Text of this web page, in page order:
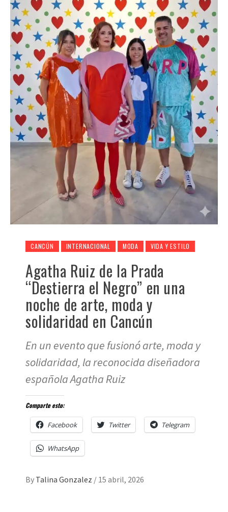
CANCÚN INTERNACIONAL MODA VIDA Y ESTILO
Agatha Ruiz de la Prada
“Destierra el Negro” en una
noche de arte, moda y
solidaridad en Cancún
En un evento que fusionó arte, moda y
solidaridad, la reconocida diseñadora
española Agatha Ruiz
Comparte esto:
Facebook Twitter Telegram
WhatsApp
By Talina Gonzalez / 15 abril, 2026